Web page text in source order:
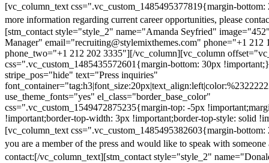
[vc_column_text css=".vc_custom_1485495377819{margin-
more information regarding current career opportunities, please
[stm_contact style="style_2" name="Amanda Seyfried"
Manager" email="recruiting@stylemixthemes.com" phone="+1 212
phone_two="+1 212 202 3335"][/vc_column][vc_column
css=".vc_custom_1485435572601{margin-bottom: 30px
stripe_pos="hide" text="Press inquiries"
use_theme_fonts="yes" el_class="border_base_color"
css=".vc_custom_1549472875235{margin-top: -5px
!important;border-top-width: 3px !important;border-top-style: solid
[vc_column_text css=".vc_custom_1485495382603{margin-
you are a member of the press and would like to speak with someone
contact:[/vc_column_text][stm_contact style="style_2"